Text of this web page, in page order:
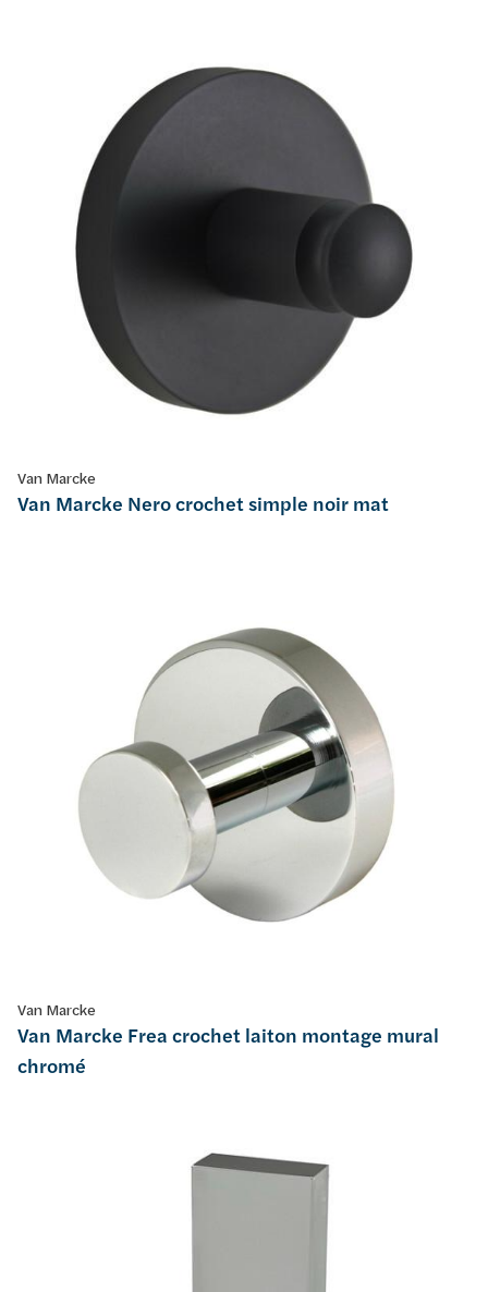
Van Marcke
Van Marcke Nero crochet simple noir mat
Van Marcke
Van Marcke Frea crochet laiton montage mural
chromé